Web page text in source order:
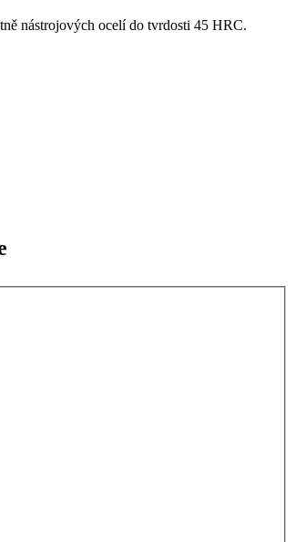
nástrojových ocelí do tvrdosti 45 HRC.